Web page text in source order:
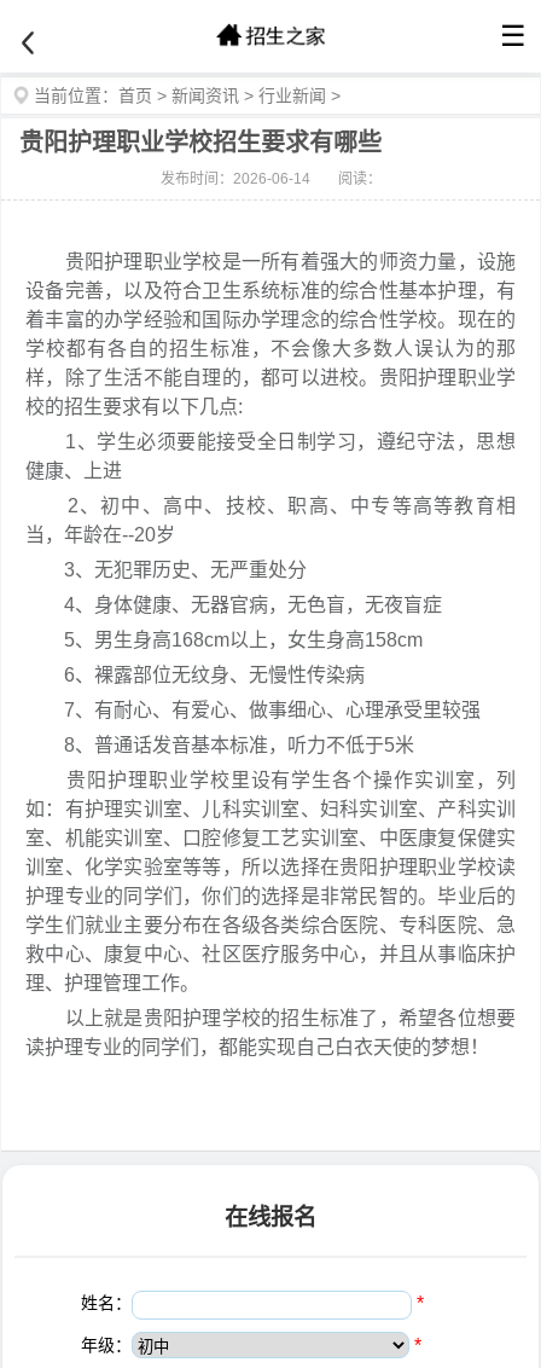
☰
当前位置： 首页 > 新闻资讯 > 行业新闻 >
贵阳护理职业学校招生要求有哪些
发布时间：2026-06-14 阅读：
贵阳护理职业学校是一所有着强大的师资力量，设施
设备完善，以及符合卫生系统标准的综合性基本护理，有
着丰富的办学经验和国际办学理念的综合性学校。现在的
学校都有各自的招生标准，不会像大多数人误认为的那
样，除了生活不能自理的，都可以进校。贵阳护理职业学
校的招生要求有以下几点:
1、学生必须要能接受全日制学习，遵纪守法，思想
健康、上进
2、初中、高中、技校、职高、中专等高等教育相
当，年龄在--20岁
3、无犯罪历史、无严重处分
4、身体健康、无器官病，无色盲，无夜盲症
5、男生身高168cm以上，女生身高158cm
6、裸露部位无纹身、无慢性传染病
7、有耐心、有爱心、做事细心、心理承受里较强
8、普通话发音基本标准，听力不低于5米
贵阳护理职业学校里设有学生各个操作实训室，列
如：有护理实训室、儿科实训室、妇科实训室、产科实训
室、机能实训室、口腔修复工艺实训室、中医康复保健实
训室、化学实验室等等，所以选择在贵阳护理职业学校读
护理专业的同学们，你们的选择是非常民智的。毕业后的
学生们就业主要分布在各级各类综合医院、专科医院、急
救中心、康复中心、社区医疗服务中心，并且从事临床护
理、护理管理工作。
以上就是贵阳护理学校的招生标准了，希望各位想要
读护理专业的同学们，都能实现自己白衣天使的梦想！
在线报名
姓名： *
年级： *